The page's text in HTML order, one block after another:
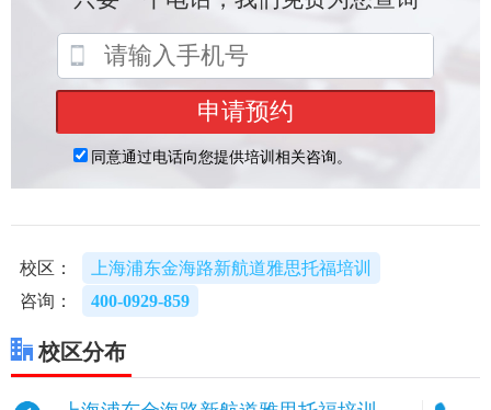
校区：
上海浦东金海路新航道雅思托福培训
咨询：
400-0929-859
校区分布